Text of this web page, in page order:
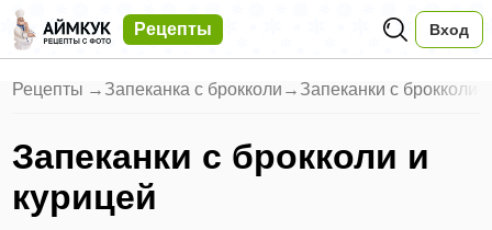
Рецепты Вход
Рецепты → Запеканка с брокколи → Запеканки с брокколи
Запеканки с брокколи и
курицей